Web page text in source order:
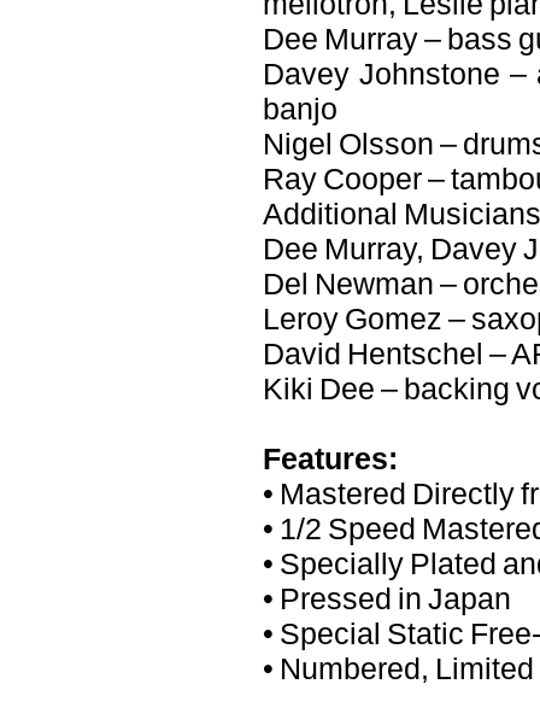
Dee Murray – bass
Davey Johnstone
banjo
Nigel Olsson –
Ray Cooper –
Additional Musicians
Dee Murray, Davey
Del Newman –
Leroy Gomez –
David Hentschel –
Kiki Dee – backing
Features:
• Mastered Directly
• 1/2 Speed
• Specially Plated
• Pressed in Japan
• Special Static
• Numbered,